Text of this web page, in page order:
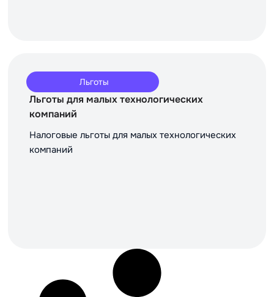
Льготы
Льготы для малых технологических
компаний
Налоговые льготы для малых технологических
компаний